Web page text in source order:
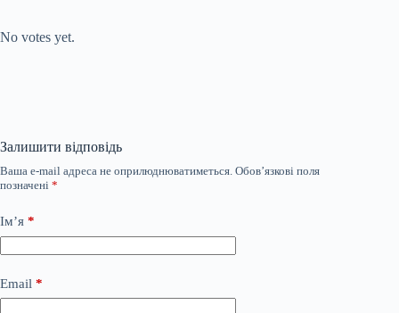
No votes yet.
Залишити відповідь
Ваша e-mail адреса не оприлюднюватиметься. Обов’язкові поля
позначені *
Ім’я *
Email *